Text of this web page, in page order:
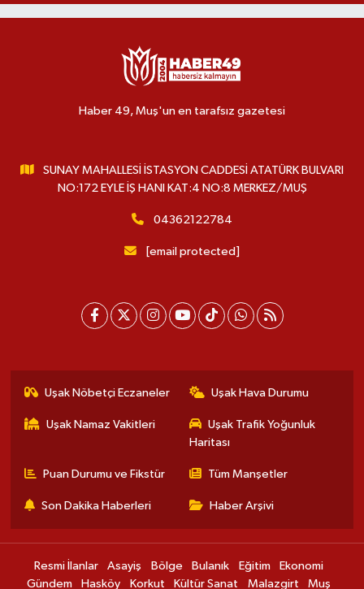
Haber 49, Muş'un en tarafsız gazetesi
SUNAY MAHALLESİ İSTASYON CADDESİ ATATÜRK BULVARI
NO:172 EYLE İŞ HANI KAT:4 NO:8 MERKEZ/MUŞ
04362122784
[email protected]
Uşak Nöbetçi Eczaneler Uşak Hava Durumu
Uşak Namaz Vakitleri
Uşak Trafik Yoğunluk
Haritası
Puan Durumu ve Fikstür Tüm Manşetler
Son Dakika Haberleri Haber Arşivi
Resmi İlanlar Asayiş Bölge Bulanık Eğitim
Ekonomi
Gündem
Hasköy Korkut Kültür Sanat Malazgirt Muş